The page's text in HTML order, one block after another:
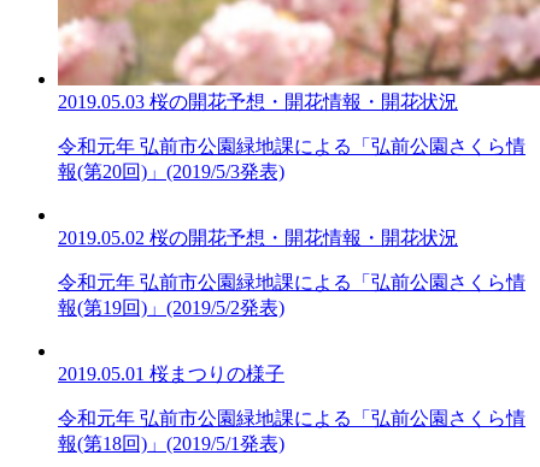
2019.05.03 桜の開花予想・開花情報・開花状況
令和元年 弘前市公園緑地課による「弘前公園さくら情
報(第20回)」(2019/5/3発表)
2019.05.02 桜の開花予想・開花情報・開花状況
令和元年 弘前市公園緑地課による「弘前公園さくら情
報(第19回)」(2019/5/2発表)
2019.05.01 桜まつりの様子
令和元年 弘前市公園緑地課による「弘前公園さくら情
報(第18回)」(2019/5/1発表)